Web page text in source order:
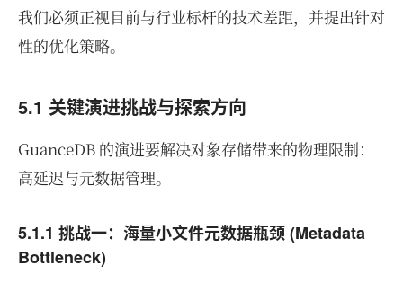
我们必须正视目前与行业标杆的技术差距，并提出针对
性的优化策略。
5.1 关键演进挑战与探索方向
GuanceDB 的演进要解决对象存储带来的物理限制：
高延迟与元数据管理。
5.1.1 挑战一：海量小文件元数据瓶颈 (Metadata
Bottleneck)